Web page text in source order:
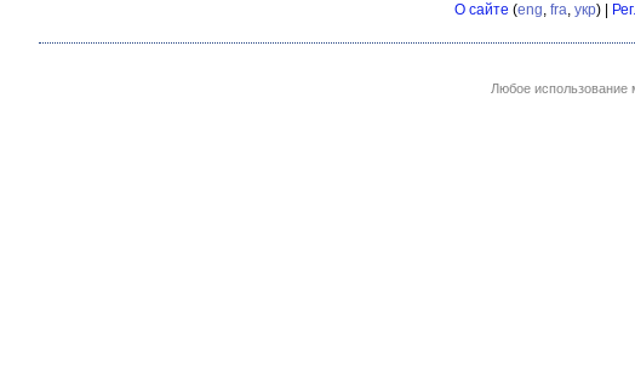
О сайте (eng, fra, укр) |
Любое использование